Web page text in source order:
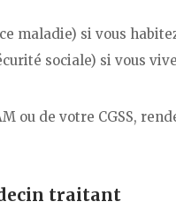
maladie) si vous
sociale) si vous
ou de votre CGSS,
traitant